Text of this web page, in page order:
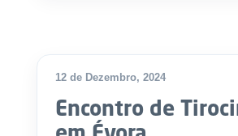
12 de Dezembro, 2024
Encontro de